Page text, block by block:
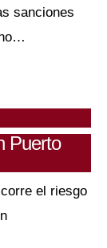
sanciones
Puerto
el riesgo